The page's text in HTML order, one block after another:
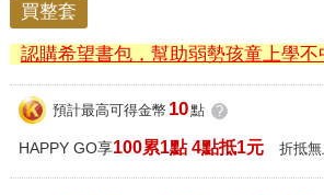
買整套
認購希望書包，幫助弱勢孩童上學不
預計最高可得金幣 10點 ?
HAPPY GO享100累1點 4點抵1元 折抵